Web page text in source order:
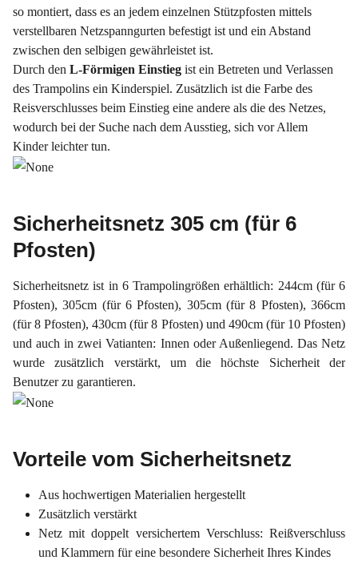
so montiert, dass es an jedem einzelnen Stützpfosten mittels
verstellbaren Netzspanngurten befestigt ist und ein Abstand
zwischen den selbigen gewährleistet ist.
Durch den L-Förmigen Einstieg ist ein Betreten und Verlassen
des Trampolins ein Kinderspiel. Zusätzlich ist die Farbe des
Reisverschlusses beim Einstieg eine andere als die des Netzes,
wodurch bei der Suche nach dem Ausstieg, sich vor Allem
Kinder leichter tun.
Sicherheitsnetz 305 cm (für 6
Pfosten)
Sicherheitsnetz ist in 6 Trampolingrößen erhältlich: 244cm (für 6
Pfosten), 305cm (für 6 Pfosten), 305cm (für 8 Pfosten), 366cm
(für 8 Pfosten), 430cm (für 8 Pfosten) und 490cm (für 10 Pfosten)
und auch in zwei Vatianten: Innen oder Außenliegend. Das Netz
wurde zusätzlich verstärkt, um die höchste Sicherheit der
Benutzer zu garantieren.
Vorteile vom Sicherheitsnetz
Aus hochwertigen Materialien hergestellt
Zusätzlich verstärkt
Netz mit doppelt versichertem Verschluss: Reißverschluss
und Klammern für eine besondere Sicherheit Ihres Kindes